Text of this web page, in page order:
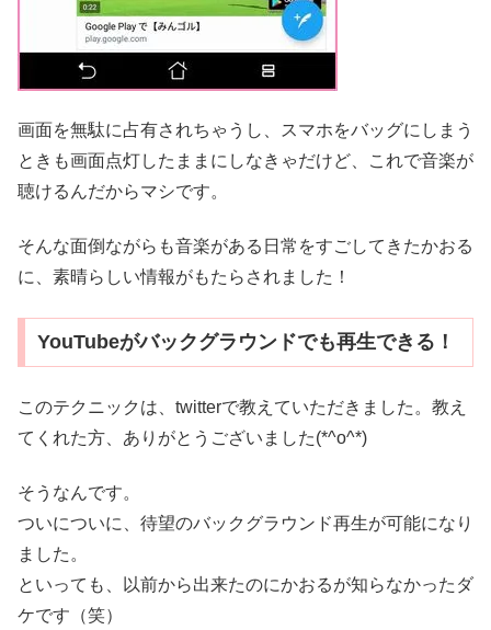
画面を無駄に占有されちゃうし、スマホをバッグにしまう
ときも画面点灯したままにしなきゃだけど、これで音楽が
聴けるんだからマシです。
そんな面倒ながらも音楽がある日常をすごしてきたかおる
に、素晴らしい情報がもたらされました！
YouTubeがバックグラウンドでも再生できる！
このテクニックは、twitterで教えていただきました。教え
てくれた方、ありがとうございました(*^o^*)
そうなんです。
ついについに、待望のバックグラウンド再生が可能になり
ました。
といっても、以前から出来たのにかおるが知らなかったダ
ケです（笑）